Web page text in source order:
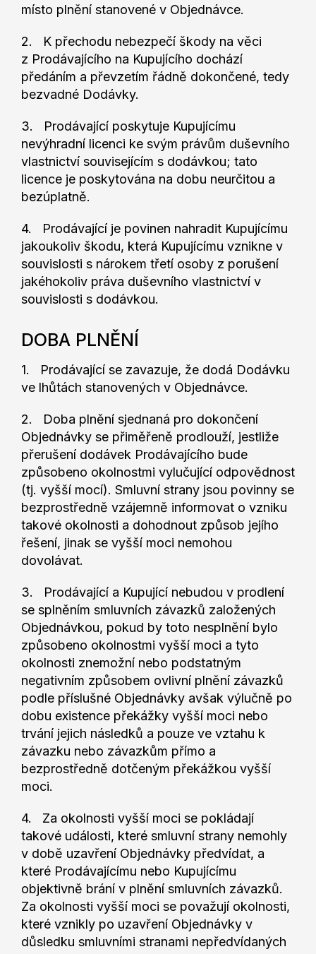
místo plnění stanovené v Objednávce.
2. K přechodu nebezpečí škody na věci
z Prodávajícího na Kupujícího dochází
předáním a převzetím řádně dokončené, tedy
bezvadné Dodávky.
3. Prodávající poskytuje Kupujícímu
nevýhradní licenci ke svým právům duševního
vlastnictví souvisejícím s dodávkou; tato
licence je poskytována na dobu neurčitou a
bezúplatně.
4. Prodávající je povinen nahradit Kupujícímu
jakoukoliv škodu, která Kupujícímu vznikne v
souvislosti s nárokem třetí osoby z porušení
jakéhokoliv práva duševního vlastnictví v
souvislosti s dodávkou.
DOBA PLNĚNÍ
1. Prodávající se zavazuje, že dodá Dodávku
ve lhůtách stanovených v Objednávce.
2. Doba plnění sjednaná pro dokončení
Objednávky se přiměřeně prodlouží, jestliže
přerušení dodávek Prodávajícího bude
způsobeno okolnostmi vylučující odpovědnost
(tj. vyšší mocí). Smluvní strany jsou povinny se
bezprostředně vzájemně informovat o vzniku
takové okolnosti a dohodnout způsob jejího
řešení, jinak se vyšší moci nemohou
dovolávat.
3. Prodávající a Kupující nebudou v prodlení
se splněním smluvních závazků založených
Objednávkou, pokud by toto nesplnění bylo
způsobeno okolnostmi vyšší moci a tyto
okolnosti znemožní nebo podstatným
negativním způsobem ovlivní plnění závazků
podle příslušné Objednávky avšak výlučně po
dobu existence překážky vyšší moci nebo
trvání jejich následků a pouze ve vztahu k
závazku nebo závazkům přímo a
bezprostředně dotčeným překážkou vyšší
moci.
4. Za okolnosti vyšší moci se pokládají
takové události, které smluvní strany nemohly
v době uzavření Objednávky předvídat, a
které Prodávajícímu nebo Kupujícímu
objektivně brání v plnění smluvních závazků.
Za okolnosti vyšší moci se považují okolnosti,
které vznikly po uzavření Objednávky v
důsledku smluvními stranami nepředvídaných